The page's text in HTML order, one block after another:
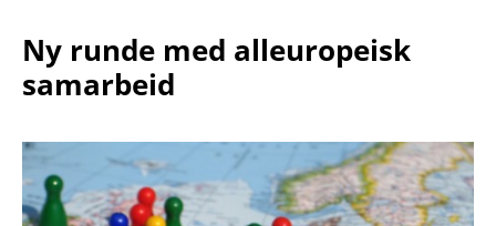
Ny runde med alleuropeisk
samarbeid